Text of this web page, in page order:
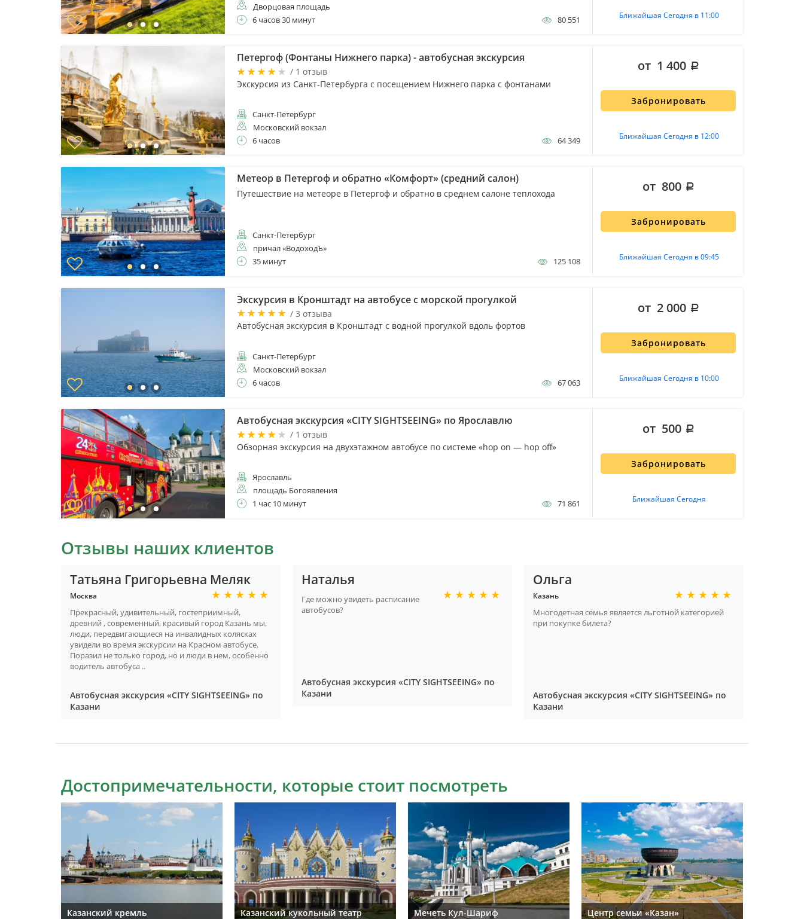
Дворцовая площадь
6 часов 30 минут
80 551 Ближайшая Сегодня в 11:00
Петергоф (Фонтаны Нижнего парка) - автобусная экскурсия
/ 1 отзыв
Экскурсия из Санкт-Петербурга с посещением Нижнего парка с фонтанами
Санкт-Петербург
Московский вокзал
6 часов
64 349
Забронировать
Ближайшая Сегодня в 12:00
от 1 400
Метеор в Петергоф и обратно «Комфорт» (средний салон)
Путешествие на метеоре в Петергоф и обратно в среднем салоне теплохода
Санкт-Петербург
причал «ВодоходЪ»
35 минут
125 108
Забронировать
Ближайшая Сегодня в 09:45
от 800
Экскурсия в Кронштадт на автобусе с морской прогулкой
/ 3 отзыва
Автобусная экскурсия в Кронштадт с водной прогулкой вдоль фортов
Санкт-Петербург
Московский вокзал
6 часов
67 063
Забронировать
Ближайшая Сегодня в 10:00
от 2 000
Автобусная экскурсия «CITY SIGHTSEEING» по Ярославлю
/ 1 отзыв
Обзорная экскурсия на двухэтажном автобусе по системе «hop on — hop off»
Ярославль
площадь Богоявления
1 час 10 минут
71 861
Забронировать
Ближайшая Сегодня
от 500
Отзывы наших клиентов
Татьяна Григорьевна Меляк
Москва
Прекрасный, удивительный, гостеприимный,
древний , современный, красивый город Казань мы,
люди, передвигающиеся на инвалидных колясках
увидели во время экскурсии на Красном автобусе.
Поразил не только город, но и люди в нем, особенно
водитель автобуса ..
Автобусная экскурсия «CITY SIGHTSEEING» по
Казани
Наталья
Где можно увидеть расписание
автобусов?
Автобусная экскурсия «CITY SIGHTSEEING» по
Казани
Ольга
Казань
Многодетная семья является льготной категорией
при покупке билета?
Автобусная экскурсия «CITY SIGHTSEEING» по
Казани
Достопримечательности, которые стоит посмотреть
Казанский кремль Казанский кукольный театр Мечеть Кул-Шариф Центр семьи «Казан»